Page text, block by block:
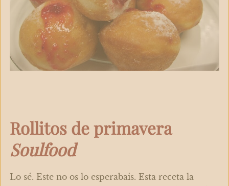
Rollitos de primavera
Soulfood
Lo sé. Este no os lo esperabais. Esta receta la